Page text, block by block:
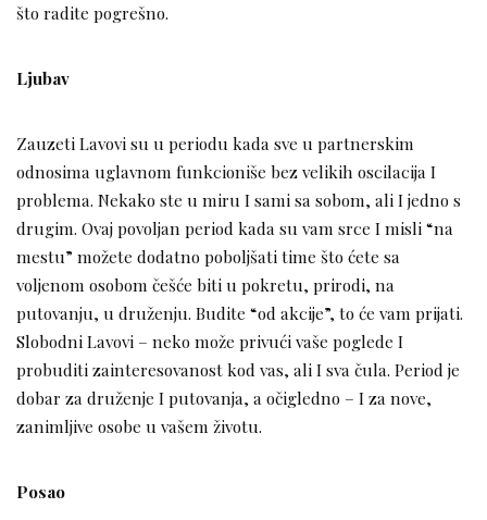
što radite pogrešno.
Ljubav
Zauzeti Lavovi su u periodu kada sve u partnerskim
odnosima uglavnom funkcioniše bez velikih oscilacija I
problema. Nekako ste u miru I sami sa sobom, ali I jedno s
drugim. Ovaj povoljan period kada su vam srce I misli “na
mestu” možete dodatno poboljšati time što ćete sa
voljenom osobom češće biti u pokretu, prirodi, na
putovanju, u druženju. Budite “od akcije”, to će vam prijati.
Slobodni Lavovi – neko može privući vaše poglede I
probuditi zainteresovanost kod vas, ali I sva čula. Period je
dobar za druženje I putovanja, a očigledno – I za nove,
zanimljive osobe u vašem životu.
Posao